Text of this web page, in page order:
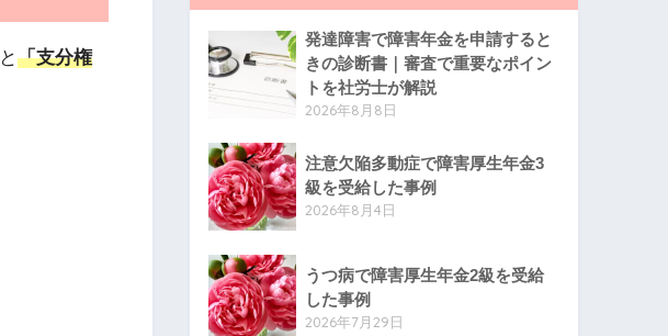
と「支分権
発達障害で障害年金を申請すると
きの診断書｜審査で重要なポイン
トを社労士が解説
2026年8月8日
注意欠陥多動症で障害厚生年金3
級を受給した事例
2026年8月4日
うつ病で障害厚生年金2級を受給
した事例
2026年7月29日